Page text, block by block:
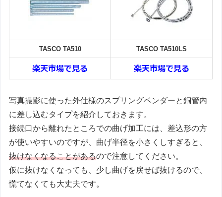
TASCO TA510 TASCO TA510LS
写真撮影に使った外仕様のスプリングベンダーと銅管内
に差し込むタイプを紹介しておきます。
接続口から離れたところでの曲げ加工には、差込形の方
が使いやすいのですが、曲げ半径を小さくしすぎると、
抜けなくなることがあるので注意してください。
仮に抜けなくなっても、少し曲げを戻せば抜けるので、
慌てなくても大丈夫です。